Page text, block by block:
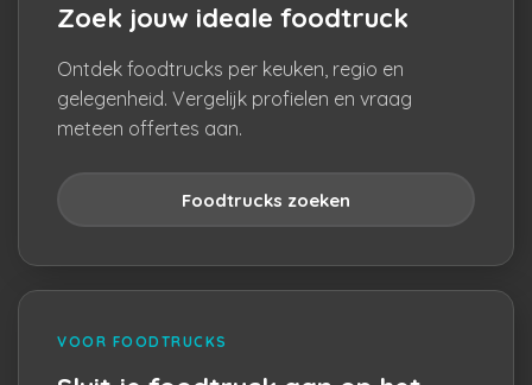
Zoek jouw ideale foodtruck
Ontdek foodtrucks per keuken, regio en
gelegenheid. Vergelijk profielen en vraag
meteen offertes aan.
Foodtrucks zoeken
VOOR FOODTRUCKS